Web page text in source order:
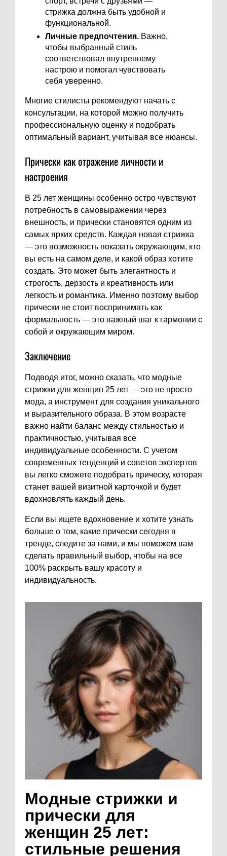
стрижка должна быть удобной и
функциональной.
Личные предпочтения. Важно,
чтобы выбранный стиль
соответствовал внутреннему
настрою и помогал чувствовать
себя уверенно.
Многие стилисты рекомендуют начать с
консультации, на которой можно получить
профессиональную оценку и подобрать
оптимальный вариант, учитывая все нюансы.
Прически как отражение личности и
настроения
В 25 лет женщины особенно остро чувствуют
потребность в самовыражении через
внешность, и прически становятся одним из
самых ярких средств. Каждая новая стрижка
— это возможность показать окружающим, кто
вы есть на самом деле, и какой образ хотите
создать. Это может быть элегантность и
строгость, дерзость и креативность или
легкость и романтика. Именно поэтому выбор
прически не стоит воспринимать как
формальность — это важный шаг к гармонии с
собой и окружающим миром.
Заключение
Подводя итог, можно сказать, что модные
стрижки для женщин 25 лет — это не просто
мода, а инструмент для создания уникального
и выразительного образа. В этом возрасте
важно найти баланс между стильностью и
практичностью, учитывая все
индивидуальные особенности. С учетом
современных тенденций и советов экспертов
вы легко сможете подобрать прическу, которая
станет вашей визитной карточкой и будет
вдохновлять каждый день.
Если вы ищете вдохновение и хотите узнать
больше о том, какие прически сегодня в
тренде, следите за нами, и мы поможем вам
сделать правильный выбор, чтобы на все
100% раскрыть вашу красоту и
индивидуальность.
Модные стрижки и
прически для
женщин 25 лет:
стильные решения